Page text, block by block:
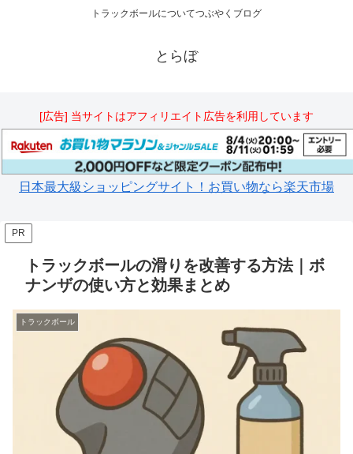
トラックボールについてつぶやくブログ
とらぼ
[広告] 当サイトはアフィリエイト広告を利用しています
日本最大級ショッピングサイト！お買い物なら楽天市場
PR
トラックボールの滑りを改善する方法｜ボ
ナンザの使い方と効果まとめ
トラックボール